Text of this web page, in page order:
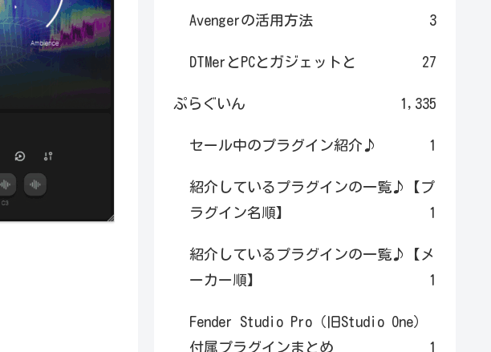
Avengerの活用方法 3
DTMerとPCとガジェットと 27
ぷらぐいん 1,335
セール中のプラグイン紹介♪ 1
紹介しているプラグインの一覧♪【プ
ラグイン名順】
1
紹介しているプラグインの一覧♪【メ
ーカー順】
1
Fender Studio Pro（旧Studio One）
付属プラグインまとめ
1